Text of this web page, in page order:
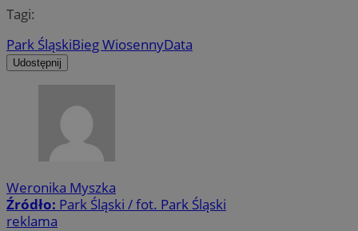
Tagi:
Park ŚląskiBieg WiosennyData
Udostępnij
Weronika Myszka
Źródło: Park Śląski / fot. Park Śląski
reklama